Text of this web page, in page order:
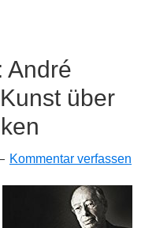
André
über
Kommentar verfassen